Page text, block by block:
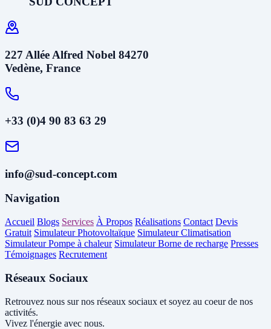
227 Allée Alfred Nobel 84270
Vedène, France
+33 (0)4 90 83 63 29
info@sud-concept.com
Navigation
Accueil Blogs Services À Propos Réalisations Contact Devis
Gratuit Simulateur Photovoltaïque Simulateur Climatisation
Simulateur Pompe à chaleur Simulateur Borne de recharge Presses
Témoignages Recrutement
Réseaux Sociaux
Retrouvez nous sur nos réseaux sociaux et soyez au coeur de nos
activités.
Vivez l'énergie avec nous.